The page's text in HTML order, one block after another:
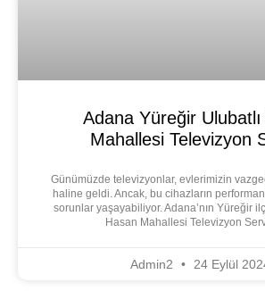
Adana Yüreğir
Mahallesi Televizyon
Günümüzde televizyonlar, evlerimizin
haline geldi. Ancak, bu cihazların
sorunlar yaşayabiliyor. Adana’nın Yüreğir
Hasan Mahallesi Televizyon
Admin2 24 Eylül